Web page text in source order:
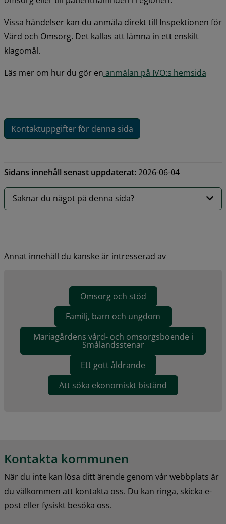
Vissa händelser kan du anmäla direkt till Inspektionen för
Vård och Omsorg. Det kallas att lämna in ett enskilt
klagomål.
Läs mer om hur du gör en anmälan på IVO:s hemsida
Kontaktuppgifter för denna sida
Sidans innehåll senast uppdaterat:2026-06-04
Saknar du något på denna sida?
Annat innehåll du kanske är intresserad av
Omsorg och stöd
Familj, barn och ungdom
Mariagårdens vård- och omsorgsboende i
Smålandsstenar
Ett gott åldrande
Att söka ekonomiskt bistånd
Kontakta kommunen
När du inte kan lösa ditt ärende genom vår webbplats är
du välkommen att kontakta oss. Du kan ringa, skicka e-
post eller fysiskt besöka oss.